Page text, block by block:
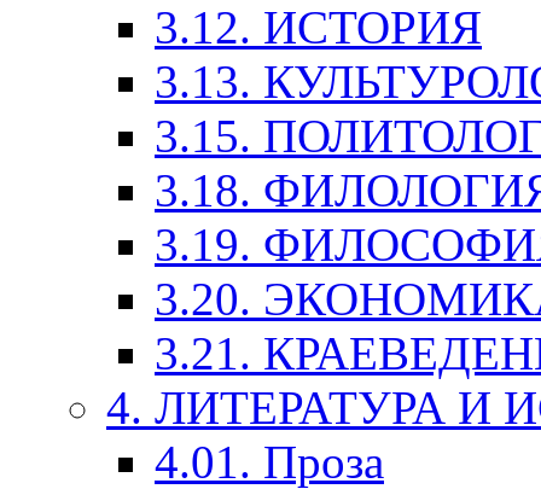
3.12. ИСТОРИЯ
3.13.
3.15.
3.18.
3.19.
3.20.
3.21.
4. ЛИТЕРАТУРА И
4.01. Проза